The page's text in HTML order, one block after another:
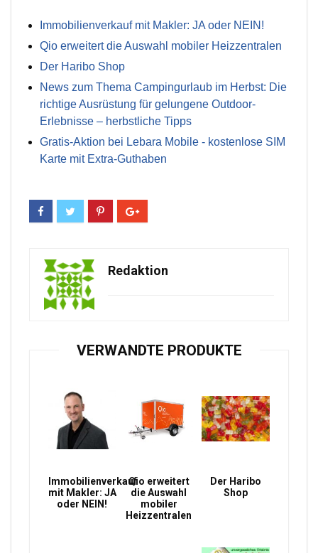
Immobilienverkauf mit Makler: JA oder NEIN!
Qio erweitert die Auswahl mobiler Heizzentralen
Der Haribo Shop
News zum Thema Campingurlaub im Herbst: Die
richtige Ausrüstung für gelungene Outdoor-
Erlebnisse – herbstliche Tipps
Gratis-Aktion bei Lebara Mobile - kostenlose SIM
Karte mit Extra-Guthaben
Redaktion
VERWANDTE PRODUKTE
Immobilienverkauf
mit Makler: JA
oder NEIN!
Qio erweitert
die Auswahl
mobiler
Heizzentralen
Der Haribo
Shop